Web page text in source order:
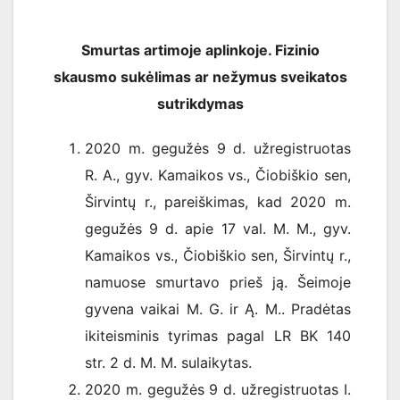
Smurtas artimoje aplinkoje. Fizinio
skausmo sukėlimas ar nežymus sveikatos
sutrikdymas
2020 m. gegužės 9 d. užregistruotas
R. A., gyv. Kamaikos vs., Čiobiškio sen,
Širvintų r., pareiškimas, kad 2020 m.
gegužės 9 d. apie 17 val. M. M., gyv.
Kamaikos vs., Čiobiškio sen, Širvintų r.,
namuose smurtavo prieš ją. Šeimoje
gyvena vaikai M. G. ir Ą. M.. Pradėtas
ikiteisminis tyrimas pagal LR BK 140
str. 2 d. M. M. sulaikytas.
2020 m. gegužės 9 d. užregistruotas I.